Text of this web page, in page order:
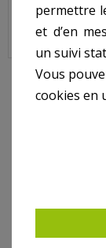
9 AUTRES
permettre
et d’en
un suivi
Vous
cookies en